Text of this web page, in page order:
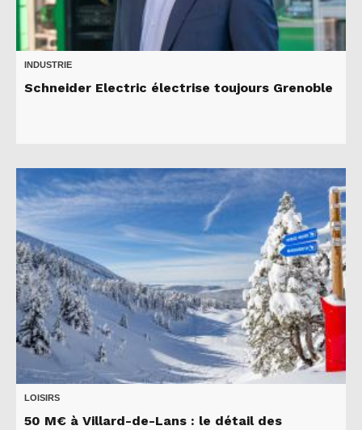
INDUSTRIE
Schneider Electric électrise toujours Grenoble
LOISIRS
50 M€ à Villard-de-Lans : le détail des